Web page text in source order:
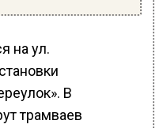
на ул.
В
трамваев